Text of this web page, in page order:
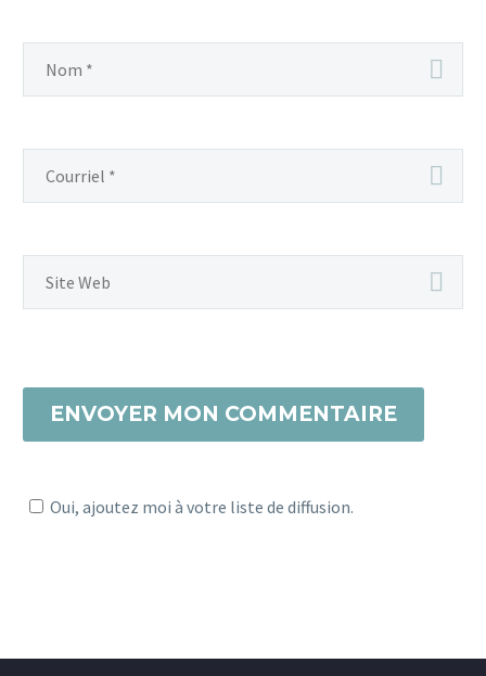
ENVOYER MON COMMENTAIRE
Oui, ajoutez moi à votre liste de diffusion.